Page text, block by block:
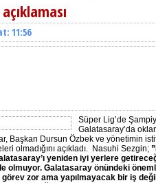
11:56
Süper Lig’de
Galatasaray’da
Başkan Dursun Özbek ve yönetimin
olmadığını açıkladı. Nasuhi Sezgin;
yeniden iyi yerlere
olmuyor. Galatasaray önündeki
zor ama yapılmayacak bir iş